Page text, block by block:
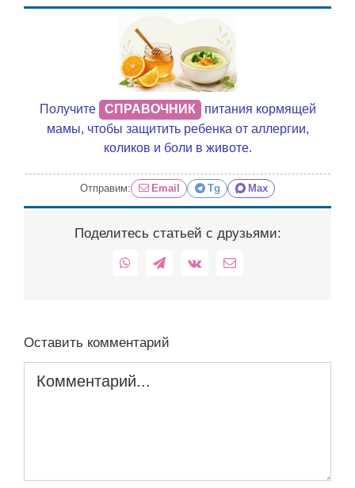
Получите СПРАВОЧНИК
питания кормящей
мамы, чтобы защитить ребенка от аллергии,
коликов и боли в животе.
Отправим: Email Tg Max
Поделитесь статьей с друзьями:
WhatsAppTelegram
Vk Email
Оставить комментарий